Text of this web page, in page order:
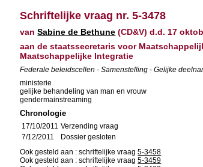
Schriftelijke vraag nr. 5-3478
vanSabine de Bethune (CD&V) d.d. 17
aan de staatssecretaris voor
Maatschappelijke Integratie
Federale beleidscellen - Samenstelling - Gelijke
ministerie
gelijke behandeling van man en vrouw
gendermainstreaming
Chronologie
17/10/2011 Verzending vraag
7/12/2011
Dossier gesloten
Ook gesteld aan : schriftelijke vraag5-3458
Ook gesteld aan : schriftelijke vraag5-3459